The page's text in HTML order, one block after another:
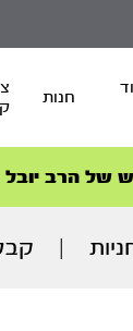
חנות
סדרות
של הרב יובל
סדרות